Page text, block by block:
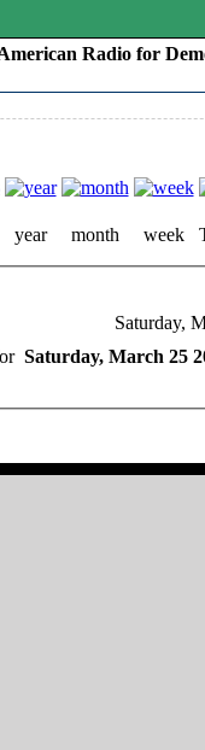
Radio for
year month week
Saturday,
Saturday, March 25